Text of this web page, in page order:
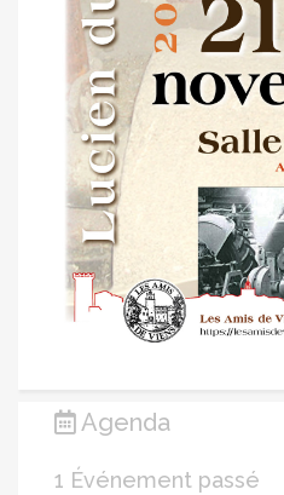
Agenda
1 Événement passé